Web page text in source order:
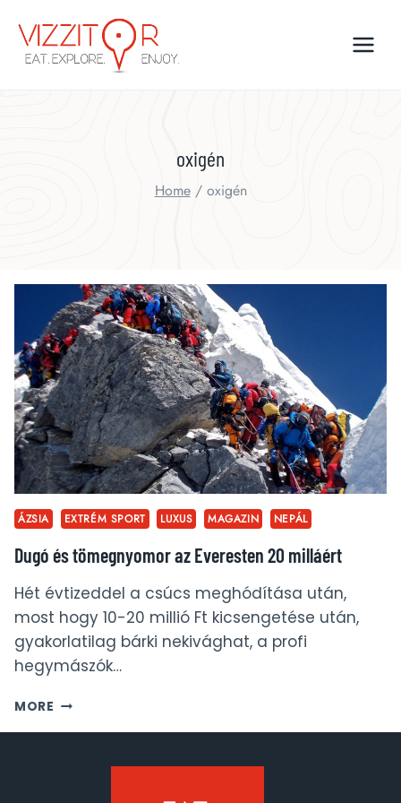
content
oxigén
Home / oxigén
ÁZSIA EXTRÉM SPORT LUXUS MAGAZIN NEPÁL
Dugó és tömegnyomor az Everesten 20 milláért
Hét évtizeddel a csúcs meghódítása után,
most hogy 10-20 millió Ft kicsengetése után,
gyakorlatilag bárki nekivághat, a profi
hegymászók…
MORE DUGÓ